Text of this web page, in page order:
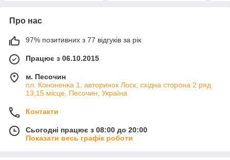
Про нас
97% позитивних з 77 відгуків за рік
Працює з 06.10.2015
м. Песочин
пл. Кононенка 1, авторинок Лоск, східна сторона 2 ряд
13,15 місце, Песочин, Україна
Контакти
Сьогодні працює з 08:00 до 20:00
Показати весь графік роботи